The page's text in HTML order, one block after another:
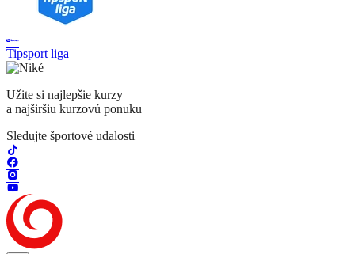
Tipsport liga
Užite si najlepšie kurzy
a najširšiu kurzovú ponuku
Sledujte športové udalosti